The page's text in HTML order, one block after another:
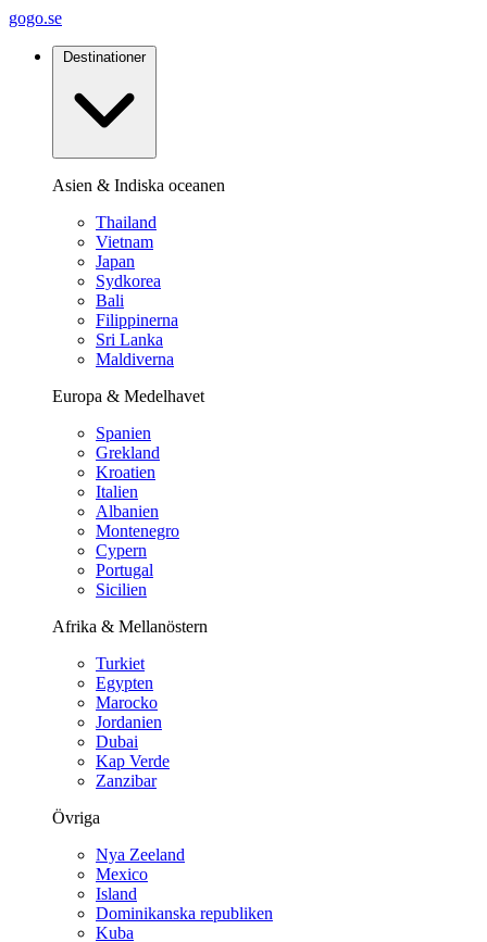
gogo.se
Destinationer
Asien & Indiska oceanen
Thailand
Vietnam
Japan
Sydkorea
Bali
Filippinerna
Sri Lanka
Maldiverna
Europa & Medelhavet
Spanien
Grekland
Kroatien
Italien
Albanien
Montenegro
Cypern
Portugal
Sicilien
Afrika & Mellanöstern
Turkiet
Egypten
Marocko
Jordanien
Dubai
Kap Verde
Zanzibar
Övriga
Nya Zeeland
Mexico
Island
Dominikanska republiken
Kuba